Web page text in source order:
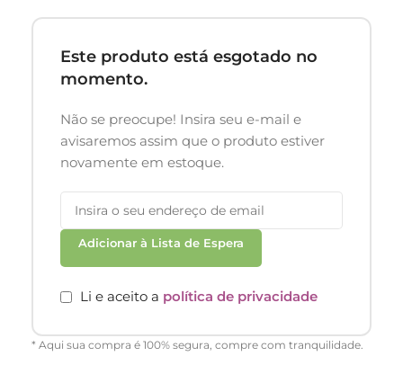
Este produto está esgotado no
momento.
Não se preocupe! Insira seu e-mail e
avisaremos assim que o produto estiver
novamente em estoque.
Adicionar à Lista de Espera
Li e aceito a política de privacidade
* Aqui sua compra é 100% segura, compre com tranquilidade.